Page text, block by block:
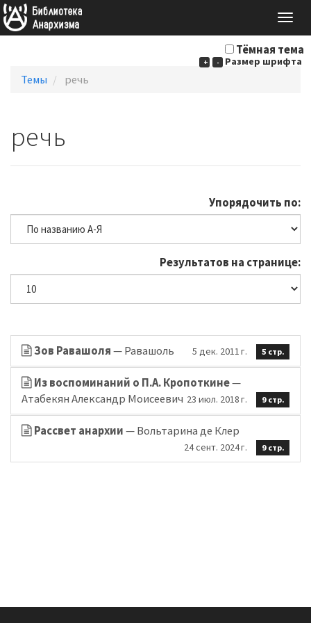
Тёмная тема
+ - Размер шрифта
Темы речь
речь
Упорядочить по:
Результатов на странице:
Зов Равашоля— Равашоль 5 дек. 2011 г. 5 стр.
Из воспоминаний о П.А. Кропоткине—
Атабекян Александр Моисеевич 23 июл. 2018 г. 9 стр.
Рассвет анархии— Вольтарина де Клер
24 сент. 2024 г. 9 стр.